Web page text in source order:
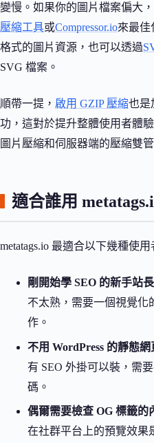
變慢。如果你的圖片檔案偏大
壓縮工具或Compressor.io來最佳
格式的圖片資源，也可以透過
SVG 檔案。
順帶一提， 啟用 GZIP 壓縮也是
功，這對於提升整體使用者體
圖片壓縮和伺服器端的壓縮雙
適合誰用
metatags.io 最適合以下幾種使用
剛開始學 SEO 的新手站長
不太熟，需要一個視覺化
作。
不用 WordPress 的靜態
有 SEO 外掛可以裝，需
碼。
偶爾需要檢查 OG 標籤的
在社群平台上的預覽效果